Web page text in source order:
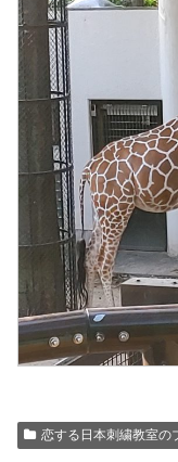
恋する日本刺繍教室の